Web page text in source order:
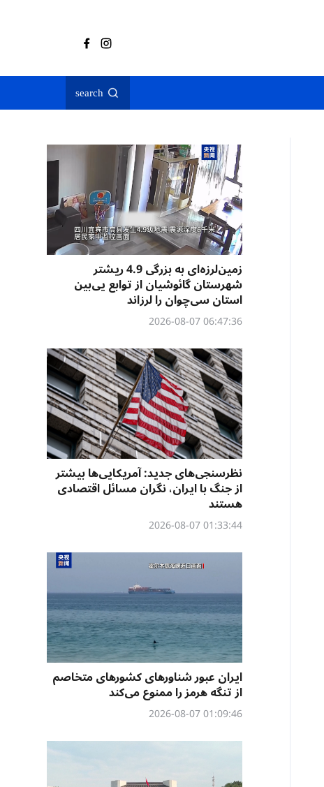
search
زمین‌لرزه‌ای به بزرگی 4.9 ریشتر
شهرستان گائوشیان از توابع یی‌بین
استان سی‌چوان را لرزاند
06:47:36 2026-08-07
نظرسنجی‌‌های جدید: آمریکایی‌ها بیشتر
از جنگ با ایران، نگران مسائل اقتصادی
هستند
01:33:44 2026-08-07
ایران عبور شناورهای کشورهای متخاصم
از تنگه هرمز را ممنوع می‌کند
01:09:46 2026-08-07